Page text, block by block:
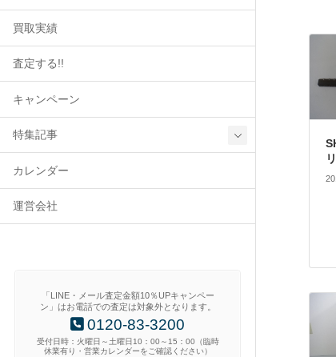
買取実績
査定する!!
キャンペーン
特集記事
カレンダー
運営会社
「LINE・メール査定金額10％UPキャンペー
ン」はお電話での査定は対象外となります。
0120-83-3200
受付日時：火曜日～土曜日10：00～15：00（臨時
休業有り・営業カレンダーをご確認ください）